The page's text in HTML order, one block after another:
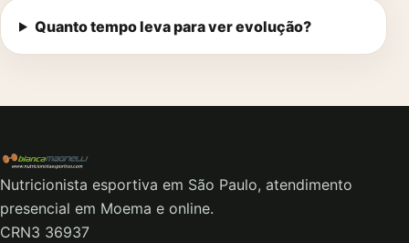
Quanto tempo leva para ver evolução?
Nutricionista esportiva em São Paulo, atendimento
presencial em Moema e online.
CRN3 36937